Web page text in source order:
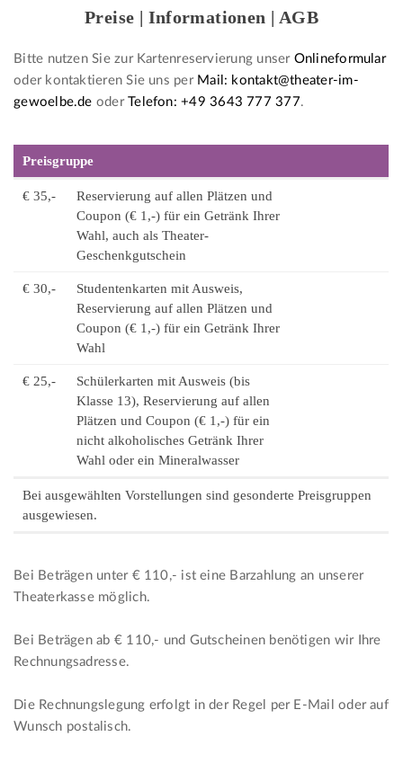
Preise | Informationen | AGB
Bitte nutzen Sie zur Kartenreservierung unser Onlineformular
oder kontaktieren Sie uns per Mail: kontakt@theater-im-
gewoelbe.de oderTelefon: +49 3643 777 377.
Preisgruppe
€ 35,-
Reservierung auf allen Plätzen und
Coupon (€ 1,-) für ein Getränk Ihrer
Wahl, auch als Theater-
Geschenkgutschein
€ 30,-
Studentenkarten mit Ausweis,
Reservierung auf allen Plätzen und
Coupon (€ 1,-) für ein Getränk Ihrer
Wahl
€ 25,-
Schülerkarten mit Ausweis (bis
Klasse 13), Reservierung auf allen
Plätzen und Coupon (€ 1,-) für ein
nicht alkoholisches Getränk Ihrer
Wahl oder ein Mineralwasser
Bei ausgewählten Vorstellungen sind gesonderte Preisgruppen
ausgewiesen.
Bei Beträgen unter € 110,- ist eine Barzahlung an unserer
Theaterkasse möglich.
Bei Beträgen ab € 110,- und Gutscheinen benötigen wir Ihre
Rechnungsadresse.
Die Rechnungslegung erfolgt in der Regel per E-Mail oder auf
Wunsch postalisch.